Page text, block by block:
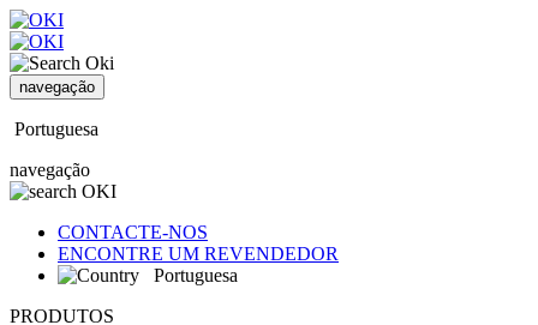
navegação
Portuguesa
navegação
CONTACTE-NOS
ENCONTRE UM REVENDEDOR
Portuguesa
PRODUTOS